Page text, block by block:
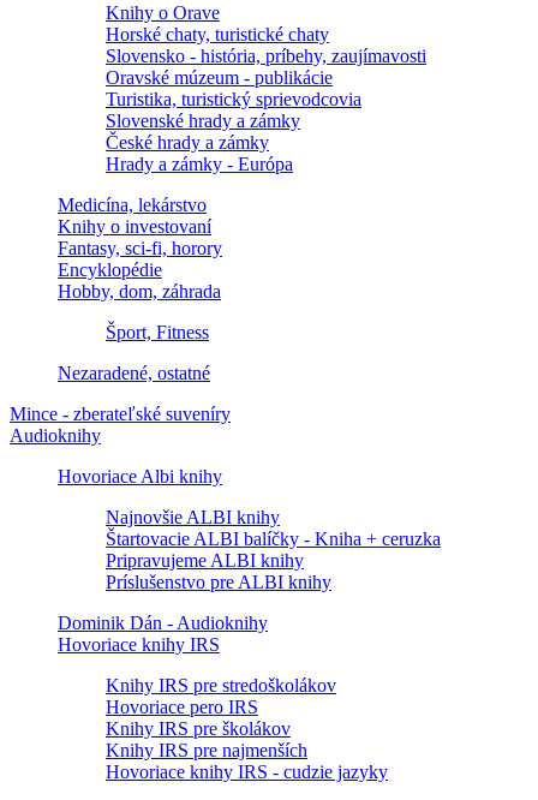
Knihy o Orave
Horské chaty, turistické chaty
Slovensko - história, príbehy, zaujímavosti
Oravské múzeum - publikácie
Turistika, turistický sprievodcovia
Slovenské hrady a zámky
České hrady a zámky
Hrady a zámky - Európa
Medicína, lekárstvo
Knihy o investovaní
Fantasy, sci-fi, horory
Encyklopédie
Hobby, dom, záhrada
Šport, Fitness
Nezaradené, ostatné
Mince - zberateľské suveníry
Audioknihy
Hovoriace Albi knihy
Najnovšie ALBI knihy
Štartovacie ALBI balíčky - Kniha + ceruzka
Pripravujeme ALBI knihy
Príslušenstvo pre ALBI knihy
Dominik Dán - Audioknihy
Hovoriace knihy IRS
Knihy IRS pre stredoškolákov
Hovoriace pero IRS
Knihy IRS pre školákov
Knihy IRS pre najmenších
Hovoriace knihy IRS - cudzie jazyky